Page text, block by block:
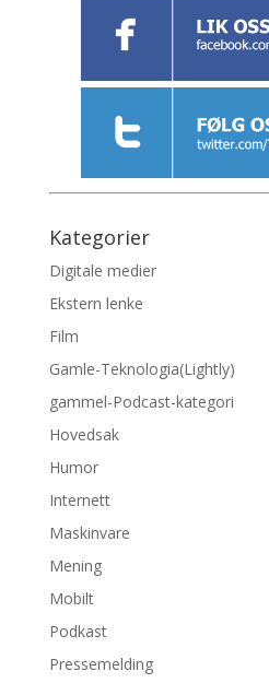
Kategorier
Digitale medier
Ekstern lenke
Film
Gamle-Teknologia(Lightly)
gammel-Podcast-kategori
Hovedsak
Humor
Internett
Maskinvare
Mening
Mobilt
Podkast
Pressemelding